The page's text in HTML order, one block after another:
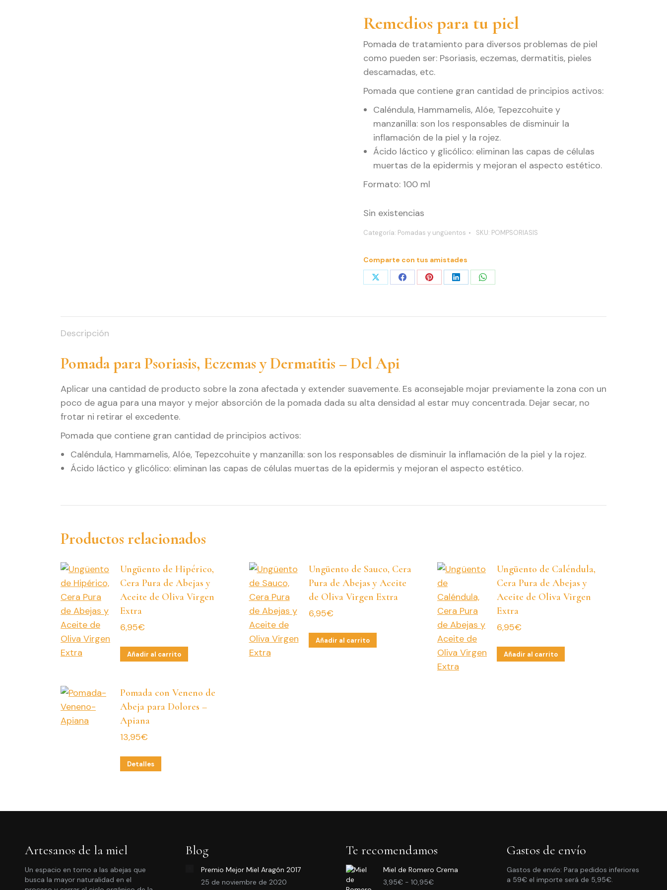
Remedios para tu piel
Pomada de tratamiento para diversos problemas de piel
como pueden ser: Psoriasis, eczemas, dermatitis, pieles
descamadas, etc.
Pomada que contiene gran cantidad de principios activos:
Caléndula, Hammamelis, Alóe, Tepezcohuite y
manzanilla: son los responsables de disminuir la
inflamación de la piel y la rojez.
Ácido láctico y glicólico: eliminan las capas de células
muertas de la epidermis y mejoran el aspecto estético.
Formato: 100 ml
Sin existencias
Categoría: Pomadas y ungüentos SKU: POMPSORIASIS
Comparte con tus amistades
Share Share Share Share Share
Descripción
Pomada para Psoriasis, Eczemas y Dermatitis – Del Api
Aplicar una cantidad de producto sobre la zona afectada y extender suavemente. Es aconsejable mojar previamente la zona con un
poco de agua para una mayor y mejor absorción de la pomada dada su alta densidad al estar muy concentrada. Dejar secar, no
frotar ni retirar el excedente.
Pomada que contiene gran cantidad de principios activos:
Caléndula, Hammamelis, Alóe, Tepezcohuite y manzanilla: son los responsables de disminuir la inflamación de la piel y la rojez.
Ácido láctico y glicólico: eliminan las capas de células muertas de la epidermis y mejoran el aspecto estético.
Productos relacionados
Ungüento de Hipérico,
Cera Pura de Abejas y
Aceite de Oliva Virgen
Extra
6,95€
Añadir al carrito
Ungüento de Sauco, Cera
Pura de Abejas y Aceite
de Oliva Virgen Extra
6,95€
Añadir al carrito
Ungüento de Caléndula,
Cera Pura de Abejas y
Aceite de Oliva Virgen
Extra
6,95€
Añadir al carrito
Pomada con Veneno de
Abeja para Dolores –
Apiana
13,95€
Detalles
Artesanos de la miel
Un espacio en torno a las abejas que
busca la mayor naturalidad en el
Blog
Premio Mejor Miel Aragón 2017
25 de noviembre de 2020
Te recomendamos
Miel de Romero Crema
3,95€ - 10,95€Rango
Gastos de envío
Gastos de envío: Para pedidos inferiores
a 59€ el importe será de 5,95€.